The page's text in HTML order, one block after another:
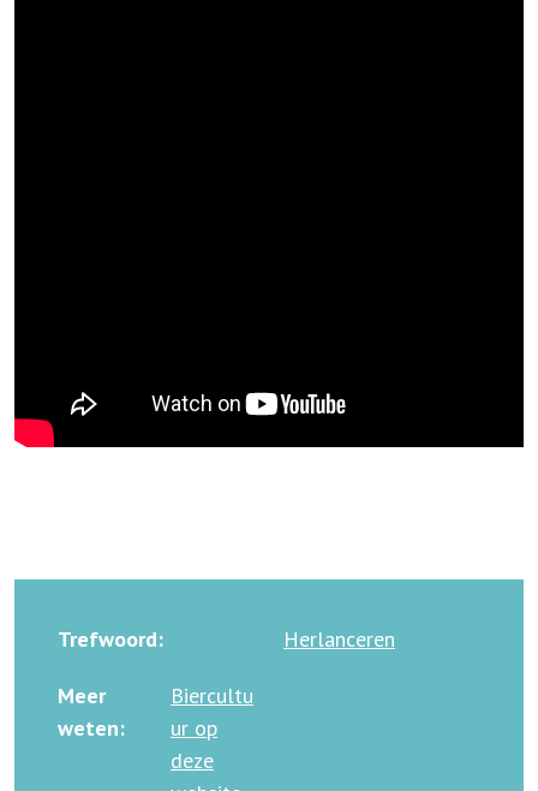
Trefwoord: Herlanceren
Meer
weten:
Biercultu
ur op
deze